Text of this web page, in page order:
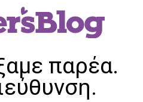
παρέα.